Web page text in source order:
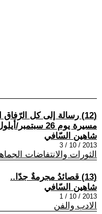
(12) رسالة إلى كل
مسيرة يوم 26 سبتمبر/أيلول 2013 في صفاقس
شاهين السّافي
2013 / 10 / 3
الثورات والانتفاضات
(13) قصائدُ مجرمةٌ جدّا..
شاهين السّافي
2013 / 10 / 1
الادب والفن